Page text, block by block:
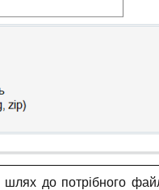
шлях до потрібного